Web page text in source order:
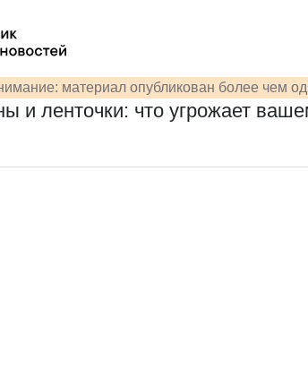
материал опубликован более чем
и ленточки: что угрожает